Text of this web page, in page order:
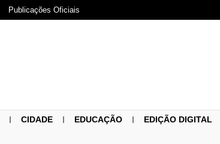
Publicações Oficiais
CIDADE EDUCAÇÃO EDIÇÃO DIGITAL